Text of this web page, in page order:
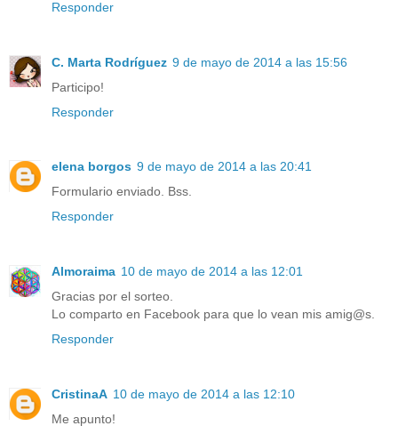
Responder
C. Marta Rodríguez 9 de mayo de 2014 a las 15:56
Participo!
Responder
elena borgos 9 de mayo de 2014 a las 20:41
Formulario enviado. Bss.
Responder
Almoraima 10 de mayo de 2014 a las 12:01
Gracias por el sorteo.
Lo comparto en Facebook para que lo vean mis amig@s.
Responder
CristinaA 10 de mayo de 2014 a las 12:10
Me apunto!